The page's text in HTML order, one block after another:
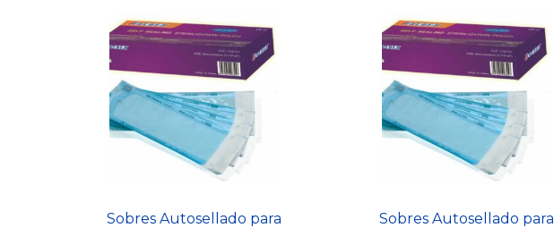
Sobres Autosellado para
Sobres Autosellado para